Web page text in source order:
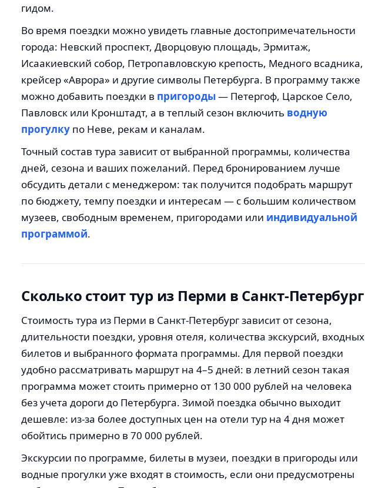
гидом.
Во время поездки можно увидеть главные достопримечательности
города: Невский проспект, Дворцовую площадь, Эрмитаж,
Исаакиевский собор, Петропавловскую крепость, Медного всадника,
крейсер «Аврора» и другие символы Петербурга. В программу также
можно добавить поездки в пригороды— Петергоф, Царское Село,
Павловск или Кронштадт, а в теплый сезон включить водную
прогулку по Неве, рекам и каналам.
Точный состав тура зависит от выбранной программы, количества
дней, сезона и ваших пожеланий. Перед бронированием лучше
обсудить детали с менеджером: так получится подобрать маршрут
по бюджету, темпу поездки и интересам — с большим количеством
музеев, свободным временем, пригородами или индивидуальной
программой.
Сколько стоит тур из Перми в Санкт-Петербург
Стоимость тура из Перми в Санкт-Петербург зависит от сезона,
длительности поездки, уровня отеля, количества экскурсий, входных
билетов и выбранного формата программы. Для первой поездки
удобно рассматривать маршрут на 4–5 дней: в летний сезон такая
программа может стоить примерно от 130 000 рублей на человека
без учета дороги до Петербурга. Зимой поездка обычно выходит
дешевле: из-за более доступных цен на отели тур на 4 дня может
обойтись примерно в 70 000 рублей.
Экскурсии по программе, билеты в музеи, поездки в пригороды или
водные прогулки уже входят в стоимость, если они предусмотрены